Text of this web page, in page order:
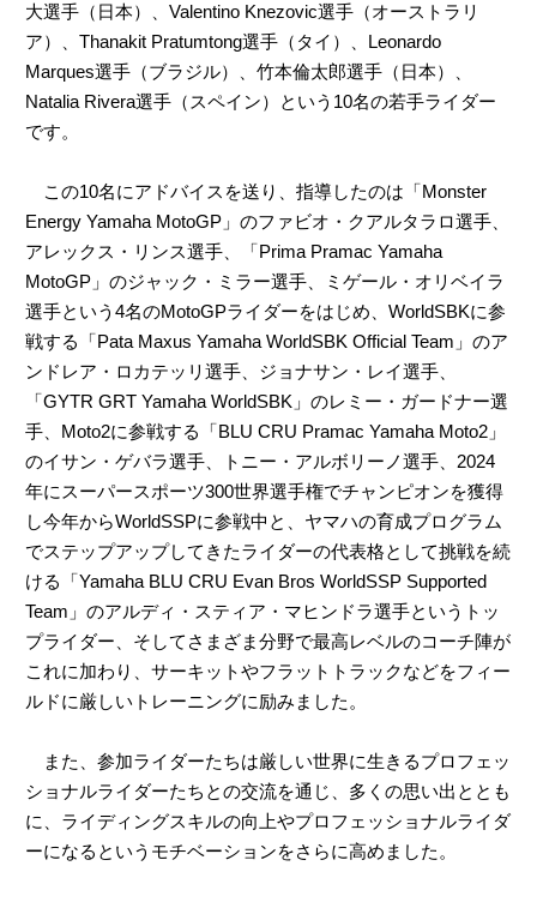
大選手（日本）、Valentino Knezovic選手（オーストラリ
ア）、Thanakit Pratumtong選手（タイ）、Leonardo
Marques選手（ブラジル）、竹本倫太郎選手（日本）、
Natalia Rivera選手（スペイン）という10名の若手ライダー
です。
この10名にアドバイスを送り、指導したのは「Monster
Energy Yamaha MotoGP」のファビオ・クアルタラロ選手、
アレックス・リンス選手、「Prima Pramac Yamaha
MotoGP」のジャック・ミラー選手、ミゲール・オリベイラ
選手という4名のMotoGPライダーをはじめ、WorldSBKに参
戦する「Pata Maxus Yamaha WorldSBK Official Team」のア
ンドレア・ロカテッリ選手、ジョナサン・レイ選手、
「GYTR GRT Yamaha WorldSBK」のレミー・ガードナー選
手、Moto2に参戦する「BLU CRU Pramac Yamaha Moto2」
のイサン・ゲバラ選手、トニー・アルボリーノ選手、2024
年にスーパースポーツ300世界選手権でチャンピオンを獲得
し今年からWorldSSPに参戦中と、ヤマハの育成プログラム
でステップアップしてきたライダーの代表格として挑戦を続
ける「Yamaha BLU CRU Evan Bros WorldSSP Supported
Team」のアルディ・スティア・マヒンドラ選手というトッ
プライダー、そしてさまざま分野で最高レベルのコーチ陣が
これに加わり、サーキットやフラットトラックなどをフィー
ルドに厳しいトレーニングに励みました。
また、参加ライダーたちは厳しい世界に生きるプロフェッ
ショナルライダーたちとの交流を通じ、多くの思い出ととも
に、ライディングスキルの向上やプロフェッショナルライダ
ーになるというモチベーションをさらに高めました。